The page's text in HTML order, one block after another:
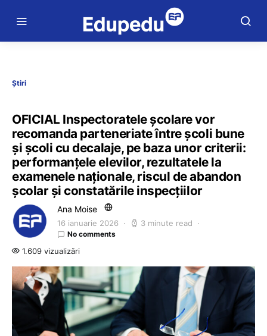
Știri
OFICIAL Inspectoratele școlare vor
recomanda parteneriate între școli bune
și școli cu decalaje, pe baza unor criterii:
performanțele elevilor, rezultatele la
examenele naționale, riscul de abandon
școlar și constatările inspecțiilor
Ana Moise
16 ianuarie 2026 3 minute read
No comments
1.609 vizualizări